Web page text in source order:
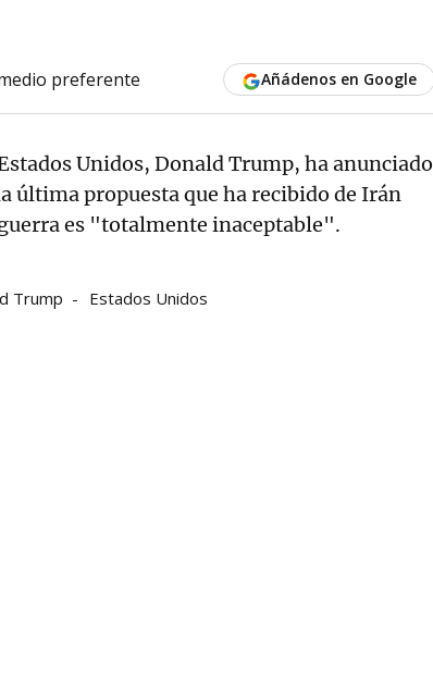
preferente Añádenos en Google
Unidos, Donald Trump, ha anunciado
última propuesta que ha recibido de Irán
es "totalmente inaceptable".
Trump Estados Unidos